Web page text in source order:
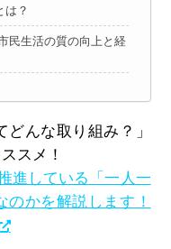
は？
民生活の質の向上と経
んな取り組み？」
スメ！
進している「一人一
かを解説します！